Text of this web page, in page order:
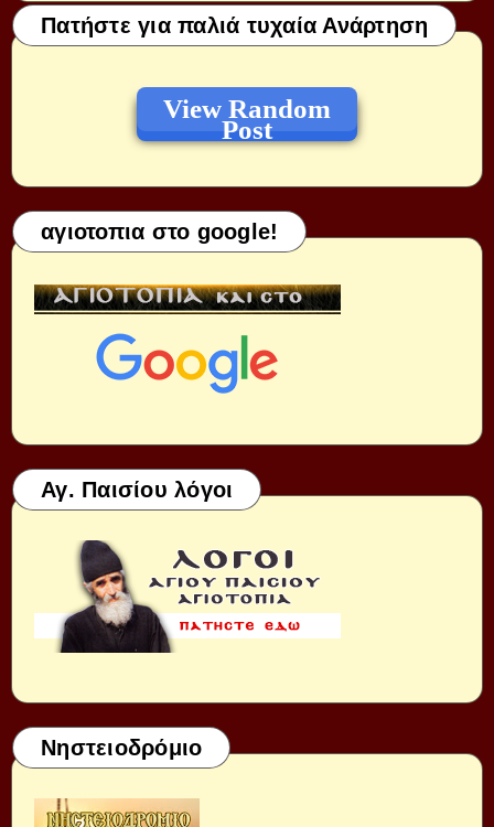
Πατήστε για παλιά τυχαία Ανάρτηση
View Random
Post
αγιοτοπια στο google!
Αγ. Παισίου λόγοι
Νηστειοδρόμιο